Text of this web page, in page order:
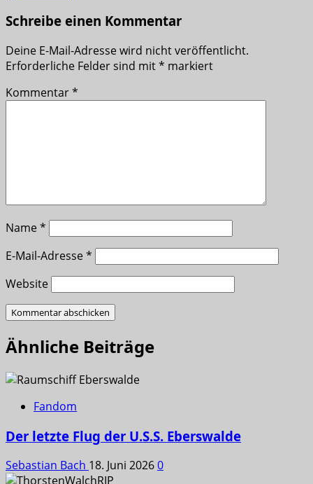
Schreibe einen Kommentar
Deine E-Mail-Adresse wird nicht veröffentlicht.
Erforderliche Felder sind mit* markiert
Kommentar*
Name*
E-Mail-Adresse*
Website
Ähnliche Beiträge
Fandom
Der letzte Flug der U.S.S. Eberswalde
Sebastian Bach 18. Juni 20260